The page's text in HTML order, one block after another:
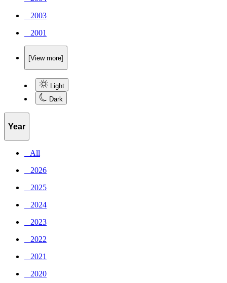
_ 2003
_ 2001
[View more]
Light
Dark
Year
_ All
_ 2026
_ 2025
_ 2024
_ 2023
_ 2022
_ 2021
_ 2020